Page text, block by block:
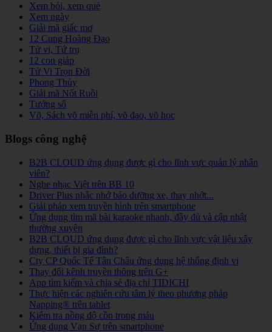
Xem bói, xem quẻ
Xem ngày
Giải mã giấc mơ
12 Cung Hoàng Đạo
Tử vi, Tứ trụ
12 con giáp
Tử Vi Trọn Đời
Phong Thủy
Giải mã Nốt Ruồi
Tướng số
Võ, Sách võ miễn phí, võ đạo, võ học
Blogs công nghệ
B2B CLOUD ứng dụng được gì cho lĩnh vực quản lý nhân
viên?
Nghe nhạc Việt trên BB 10
Driver Plus nhắc nhở bảo dưỡng xe, thay nhớt...
Giải pháp xem truyền hình trên smartphone
Ứng dụng tìm mã bài karaoke nhanh, đầy đủ và cập nhật
thường xuyên
B2B CLOUD ứng dụng được gì cho lĩnh vực vật liệu xây
dựng, thiết bị gia đình?
Cty CP Quốc Tế Tân Châu ứng dụng hệ thống định vị
Thay đổi kênh truyền thông trên G+
App tìm kiếm và chia sẻ địa chỉ TIDICHI
Thực hiện các nghiên cứu tâm lý theo phương pháp
Napping® trên tablet
Kiểm tra nồng độ cồn trong máu
Ứng dụng Vạn Sự trên smartphone